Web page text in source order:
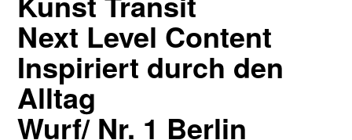
Next Level Content
Inspiriert durch den
Alltag
Wurf/ Nr. 1 Berlin